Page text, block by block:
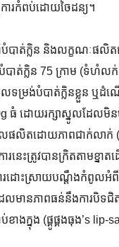
ារកំពប់ដោយចៃដន្យ។
នាំបំបាត់ក្លិន និងលក្ខណៈផលិ
បាត់ក្លិន 75 ក្រាម (ទំហំ
ង់បំបាត់ក្លិនខ្លួន ឬដំណើ
ដោយរក្សាស្នូលដែលមិនប៉
ផលិតដោយភាពជាក់លា
ត្រូវបានក្រិតតាមខ្នាតដ
ារដោះស្រាយបណ្តឹងកំពូល
មានភាពធន់នឹងការបិទ
ក្នុង (ផ្គូផ្គងធុង’s lip-